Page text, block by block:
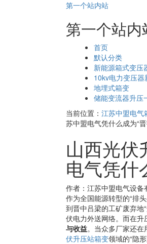
第一个站内站
第一个站内
首页
默认分类
新能源箱式变压
10kv电力变压器
地埋式箱变
储能变流器升压
当前位置： 江苏中盟电气
苏中盟电气凭什么成为“
山西光伏
电气凭什
作者：江苏中盟电气设备
作为全国能源转型的“排
到晋中吕梁的工矿废弃地
伏电力外送网络。而在升
与收益。当众多厂家还在
伏升压站箱变领域的“隐形